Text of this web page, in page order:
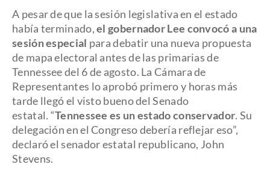
A pesar de que la sesión legislativa en el estado
había terminado,el gobernador Lee convocó a una
sesión especial para debatir una nueva propuesta
de mapa electoral antes de las primarias de
Tennessee del 6 de agosto. La Cámara de
Representantes lo aprobó primero y horas más
tarde llegó el visto bueno del Senado
estatal. “Tennessee es un estado conservador. Su
delegación en el Congreso debería reflejar eso”,
declaró el senador estatal republicano, John
Stevens.